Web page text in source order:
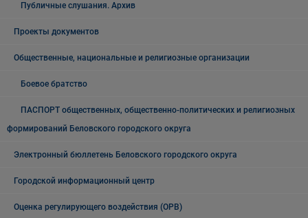
Публичные слушания. Архив
Проекты документов
Общественные, национальные и религиозные организации
Боевое братство
ПАСПОРТ общественных, общественно-политических и религиозных
формирований Беловского городского округа
Электронный бюллетень Беловского городского округа
Городской информационный центр
Оценка регулирующего воздействия (ОРВ)